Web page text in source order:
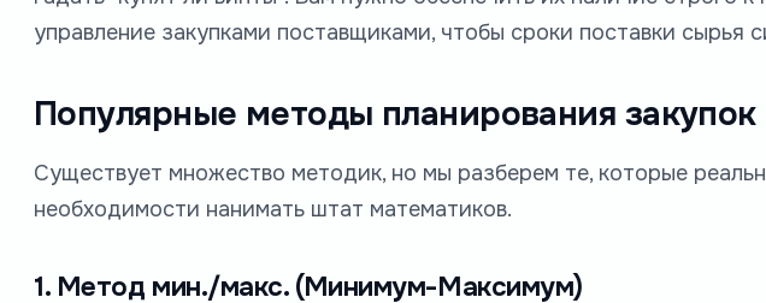
управление закупками поставщиками, чтобы сроки поставки сырья
Популярные методы планирования закупок
Существует множество методик, но мы разберем те, которые
необходимости нанимать штат математиков.
1. Метод мин./макс. (Минимум-Максимум)